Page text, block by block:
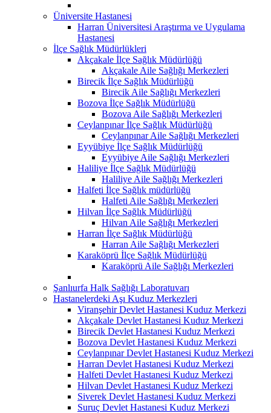
Üniversite Hastanesi
Harran Üniversitesi Araştırma ve Uygulama
Hastanesi
İlçe Sağlık Müdürlükleri
Akçakale İlçe Sağlık Müdürlüğü
Akçakale Aile Sağlığı Merkezleri
Birecik İlçe Sağlık Müdürlüğü
Birecik Aile Sağlığı Merkezleri
Bozova İlçe Sağlık Müdürlüğü
Bozova Aile Sağlığı Merkezleri
Ceylanpınar İlçe Sağlık Müdürlüğü
Ceylanpınar Aile Sağlığı Merkezleri
Eyyübiye İlçe Sağlık Müdürlüğü
Eyyübiye Aile Sağlığı Merkezleri
Haliliye İlçe Sağlık Müdürlüğü
Haliliye Aile Sağlığı Merkezleri
Halfeti İlçe Sağlık müdürlüğü
Halfeti Aile Sağlığı Merkezleri
Hilvan İlçe Sağlık Müdürlüğü
Hilvan Aile Sağlığı Merkezleri
Harran İlçe Sağlık Müdürlüğü
Harran Aile Sağlığı Merkezleri
Karaköprü İlçe Sağlık Müdürlüğü
Karaköprü Aile Sağlığı Merkezleri
Şanlıurfa Halk Sağlığı Laboratuvarı
Hastanelerdeki Aşı Kuduz Merkezleri
Viranşehir Devlet Hastanesi Kuduz Merkezi
Akçakale Devlet Hastanesi Kuduz Merkezi
Birecik Devlet Hastanesi Kuduz Merkezi
Bozova Devlet Hastanesi Kuduz Merkezi
Ceylanpınar Devlet Hastanesi Kuduz Merkezi
Harran Devlet Hastanesi Kuduz Merkezi
Halfeti Devlet Hastanesi Kuduz Merkezi
Hilvan Devlet Hastanesi Kuduz Merkezi
Siverek Devlet Hastanesi Kuduz Merkezi
Suruç Devlet Hastanesi Kuduz Merkezi